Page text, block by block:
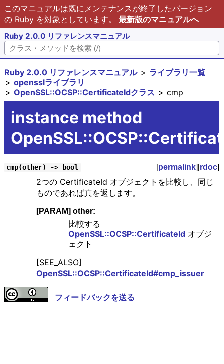
このマニュアルは既にメンテナンスが終了したバージョン
の Ruby を対象としています。 最新版のマニュアルへ
Ruby 2.0.0 リファレンスマニュアル
Ruby 2.0.0 リファレンスマニュアル
ライブラリ一覧
opensslライブラリ
OpenSSL::OCSP::CertificateIdクラス
cmp
instance method
cmp(other) -> bool [permalink][rdoc]
2つの CertificateId オブジェクトを比較し、同じ
ものであれば真を返します。
[PARAM] other:
比較する
OpenSSL::OCSP::CertificateIdオブジ
ェクト
[SEE_ALSO]
OpenSSL::OCSP::CertificateId#cmp_issuer
フィードバックを送る